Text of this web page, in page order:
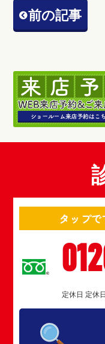
前の記事
タップ
定休日 定休